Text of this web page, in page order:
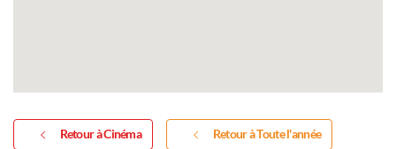
Retour à Cinéma Retour à Toute l'année